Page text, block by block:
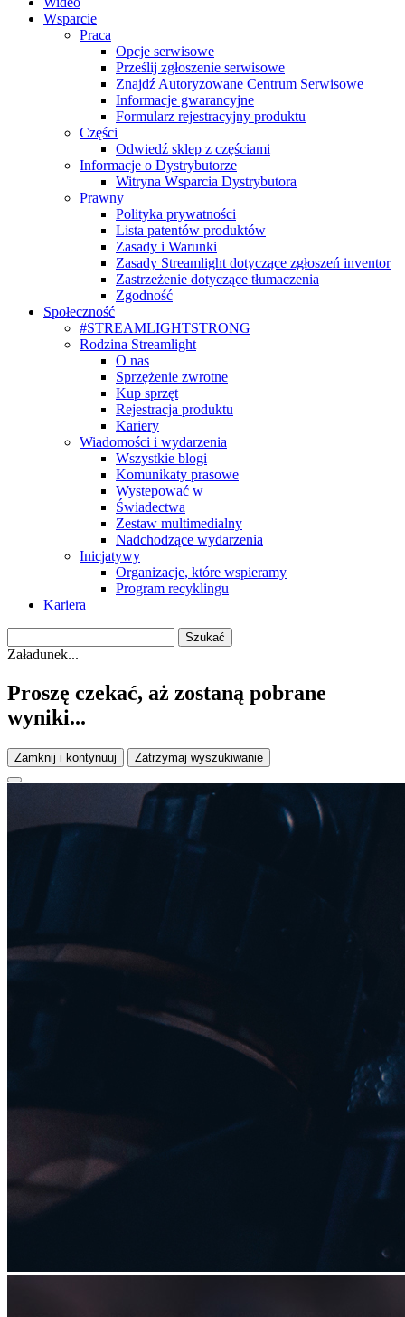
Wsparcie
Praca
Opcje serwisowe
Prześlij zgłoszenie serwisowe
Znajdź Autoryzowane Centrum Serwisowe
Informacje gwarancyjne
Formularz rejestracyjny produktu
Części
Odwiedź sklep z częściami
Informacje o Dystrybutorze
Witryna Wsparcia Dystrybutora
Prawny
Polityka prywatności
Lista patentów produktów
Zasady i Warunki
Zasady Streamlight dotyczące zgłoszeń inventor
Zastrzeżenie dotyczące tłumaczenia
Zgodność
Społeczność
#STREAMLIGHTSTRONG
Rodzina Streamlight
O nas
Sprzężenie zwrotne
Kup sprzęt
Rejestracja produktu
Kariery
Wiadomości i wydarzenia
Wszystkie blogi
Komunikaty prasowe
Wystepować w
Świadectwa
Zestaw multimedialny
Nadchodzące wydarzenia
Inicjatywy
Organizacje, które wspieramy
Program recyklingu
Kariera
Załadunek...
Proszę czekać, aż zostaną pobrane
wyniki...
Zamknij i kontynuuj Zatrzymaj wyszukiwanie